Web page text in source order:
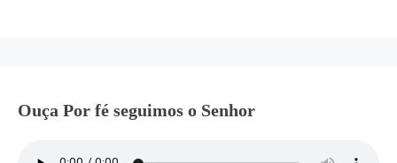
Ouça Por fé seguimos o Senhor